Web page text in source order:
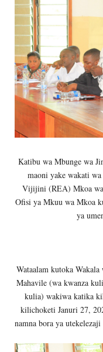
Katibu wa Mbunge wa
maoni yake wakati
Vijijini (REA) Mkoa
Ofisi ya Mkuu wa Mkoa
ya
Wataalam kutoka
Mahavile (wa kwanza
kulia) wakiwa katika
kilichoketi Januri 27,
namna bora ya